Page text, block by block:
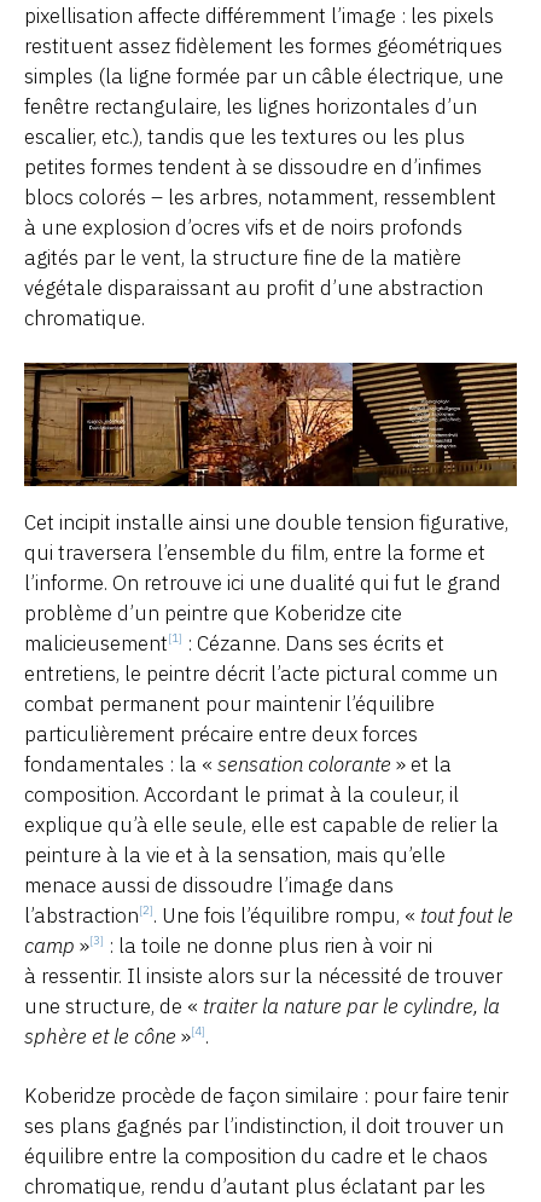
pixellisation affecte différemment l’image : les pixels
restituent assez fidèlement les formes géométriques
simples (la ligne formée par un câble électrique, une
fenêtre rectangulaire, les lignes horizontales d’un
escalier, etc.), tandis que les textures ou les plus
petites formes tendent à se dissoudre en d’infimes
blocs colorés – les arbres, notamment, ressemblent
à une explosion d’ocres vifs et de noirs profonds
agités par le vent, la structure fine de la matière
végétale disparaissant au profit d’une abstraction
chromatique.
Cet incipit installe ainsi une double tension figurative,
qui traversera l’ensemble du film, entre la forme et
l’informe. On retrouve ici une dualité qui fut le grand
problème d’un peintre que Koberidze cite
malicieusement[1] : Cézanne. Dans ses écrits et
entretiens, le peintre décrit l’acte pictural comme un
combat permanent pour maintenir l’équilibre
particulièrement précaire entre deux forces
fondamentales : la « sensation colorante » et la
composition. Accordant le primat à la couleur, il
explique qu’à elle seule, elle est capable de relier la
peinture à la vie et à la sensation, mais qu’elle
menace aussi de dissoudre l’image dans
l’abstraction[2]. Une fois l’équilibre rompu, « tout fout le
camp »[3] : la toile ne donne plus rien à voir ni
à ressentir. Il insiste alors sur la nécessité de trouver
une structure, de « traiter la nature par le cylindre, la
sphère et le cône »[4].
Koberidze procède de façon similaire : pour faire tenir
ses plans gagnés par l’indistinction, il doit trouver un
équilibre entre la composition du cadre et le chaos
chromatique, rendu d’autant plus éclatant par les